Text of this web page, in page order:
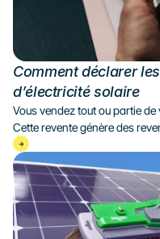
Comment déclarer
d’électricité solaire
Vous vendez tout ou partie
Cette revente génère des
dont le traitement fiscal varie
et votre situation. Solarock
les plus fréquents, les
pour déclarer vos revenus